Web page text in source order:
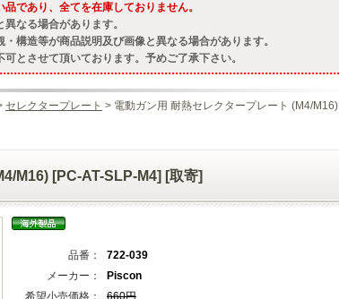
であり、全てを在庫しておりません。
なる場合があります。
構造等が商品説明及び画像と異なる場合があります。
とさせて頂いております。予めご了承下さい。
セレクタープレート > 電動ガン用 耐熱セレクタープレート (M4/M16)
M16) [PC-AT-SLP-M4] [取寄]
品番：
722-039
メーカー：
Piscon
希望小売価格：
660円